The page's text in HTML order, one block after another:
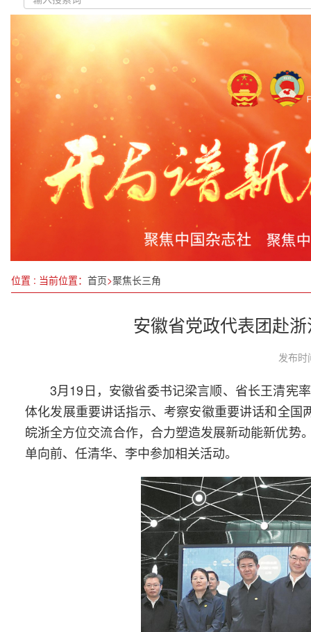
中央一号文件首提“农业新质生产力”，有何深意？
广西兴业城隍镇： 人大代表牵头激活经济发展新引
李锋副省长调研涉侨工作
让“绿叶”变“金叶”
党建引领筑通途 公路医生护民安
山西省出台22条措施严格规范涉企行政检查
把漓江烟雨酿成诗：何兰青的“东方谷子”之路与
安徽省党政代表团赴江苏学习考察 信长星梁言顺
位置 : 当前位置： 首页>聚焦长三角
安徽省党政代表团赴
发布
3月19日，安徽省委书记梁言顺、省长王清宪
体化发展重要讲话指示、考察安徽重要讲话和全国
皖浙全方位交流合作，合力塑造发展新动能新优
单向前、任清华、李中参加相关活动。